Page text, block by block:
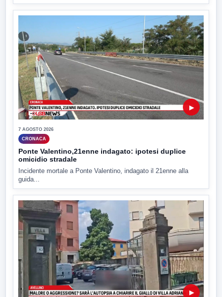
▶
7 AGOSTO 2026
CRONACA
Ponte Valentino,21enne indagato: ipotesi duplice
omicidio stradale
Incidente mortale a Ponte Valentino, indagato il 21enne alla
guida...
▶